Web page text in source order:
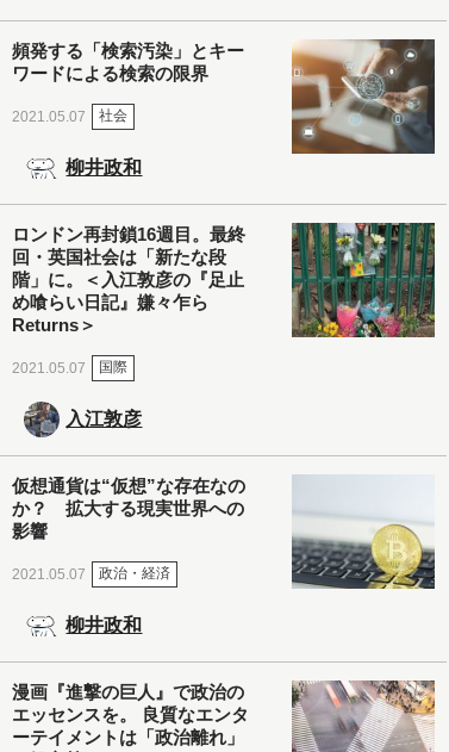
頻発する「検索汚染」とキー
ワードによる検索の限界
2021.05.07 社会
柳井政和
ロンドン再封鎖16週目。最終
回・英国社会は「新たな段
階」に。＜入江敦彦の『足止
め喰らい日記』嫌々乍ら
Returns＞
2021.05.07 国際
入江敦彦
仮想通貨は“仮想”な存在なの
か？ 拡大する現実世界への
影響
2021.05.07 政治・経済
柳井政和
漫画『進撃の巨人』で政治の
エッセンスを。 良質なエンタ
ーテイメントは「政治離れ」